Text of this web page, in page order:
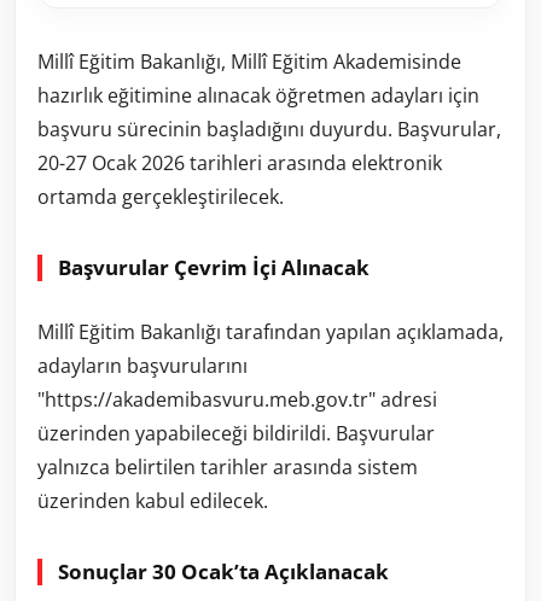
Millî Eğitim Bakanlığı, Millî Eğitim Akademisinde
hazırlık eğitimine alınacak öğretmen adayları için
başvuru sürecinin başladığını duyurdu. Başvurular,
20-27 Ocak 2026 tarihleri arasında elektronik
ortamda gerçekleştirilecek.
Başvurular Çevrim İçi Alınacak
Millî Eğitim Bakanlığı tarafından yapılan açıklamada,
adayların başvurularını
"https://akademibasvuru.meb.gov.tr" adresi
üzerinden yapabileceği bildirildi. Başvurular
yalnızca belirtilen tarihler arasında sistem
üzerinden kabul edilecek.
Sonuçlar 30 Ocak’ta Açıklanacak